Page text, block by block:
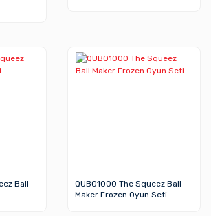
Ball
QUB01000 The Squeez Ball
Maker Frozen Oyun Seti